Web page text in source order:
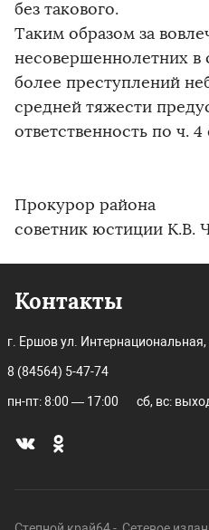
без такового.
Таким образом за
несовершеннолетних в
более преступлений
средней тяжести
ответственность по ч.
Прокурор района
советник юстиции К.В.
Контакты
г. Ершов ул. Интернациональная,
8 (84564) 5-47-74
пн-пт: 8:00 — 17:00 сб, вс: